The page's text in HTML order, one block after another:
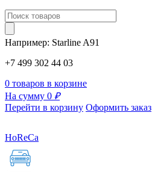
Например: Starline A91
+7 499 302 44 03
0 товаров в корзине
На сумму 0 ₽
Перейти в корзину Оформить заказ
HoReCa